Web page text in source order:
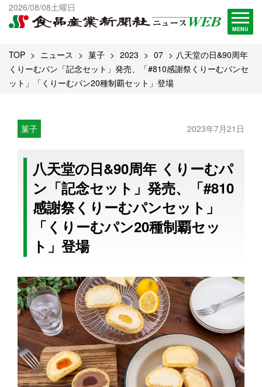
2026/08/08土曜日
MENU
出版物一覧へ
試読・購読申し込み
TOP ニュース 菓子 2023 07
八天堂の日&90周年
くりーむパン「記念セット」発売、「#810感謝祭くりーむパンセ
ット」「くりーむパン20種制覇セット」登場
菓子 2023年7月21日
八天堂の日&90周年 くりーむパ
ン「記念セット」発売、「#810
感謝祭くりーむパンセット」
「くりーむパン20種制覇セッ
ト」登場